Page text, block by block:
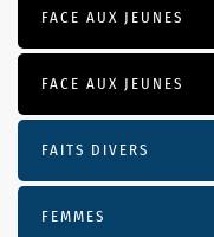
FACE AUX JEUNES
FACE AUX JEUNES
FAITS DIVERS
FEMMES